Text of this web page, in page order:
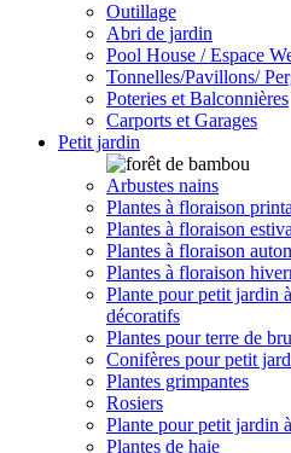
Outillage
Abri de jardin
Pool House / Espace
Tonnelles/Pavillons/
Poteries et Balconnières
Carports et Garages
Petit jardin
Arbustes nains
Plantes à floraison
Plantes à floraison
Plantes à floraison
Plantes à floraison
Plante pour petit jardin
décoratifs
Plantes pour terre de
Conifères pour petit
Plantes grimpantes
Rosiers
Plante pour petit jardin
Plantes de haie